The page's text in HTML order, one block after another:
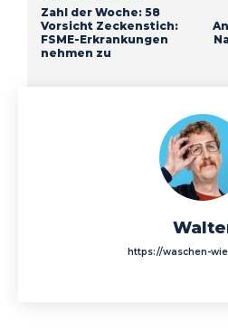
Zahl der Woche: 58
Vorsicht Zeckenstich:
FSME-Erkrankungen
nehmen zu
https://waschen-